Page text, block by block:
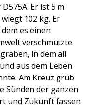
Er ist 5 m
102 kg. Er
es einen
verschmutzte.
in dem all
aus dem Leben
Am Kreuz grub
Sünden der ganzen
und Zukunft fassen